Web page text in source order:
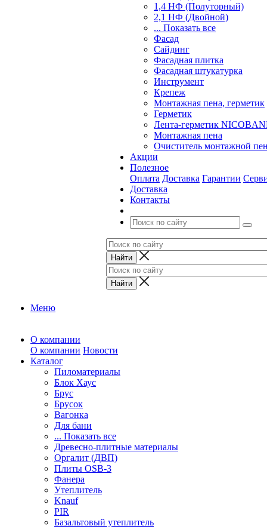
1,4 НФ (Полуторный)
2,1 НФ (Двойной)
... Показать все
Фасад
Сайдинг
Фасадная плитка
Фасадная штукатурка
Инструмент
Крепеж
Монтажная пена, герметик
Герметик
Лента-герметик
Монтажная пена
Очиститель монтажной
Акции
Полезное
Оплата Доставка Гарантии
Доставка
Контакты
Меню
О компании
О компании Новости
Каталог
Пиломатериалы
Блок Хаус
Брус
Брусок
Вагонка
Для бани
... Показать все
Древесно-плитные материалы
Оргалит (ДВП)
Плиты OSB-3
Фанера
Утеплитель
Knauf
PIR
Базальтовый утеплитель